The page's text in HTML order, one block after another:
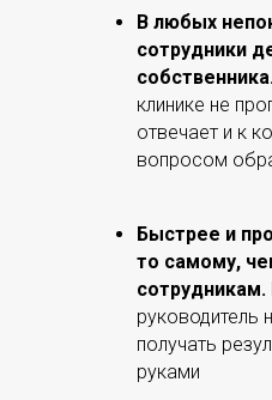
В любых
сотрудники
клинике не
отвечает и к
вопросом
Быстрее и
то самому,
сотрудникам.
руководитель
получать
руками